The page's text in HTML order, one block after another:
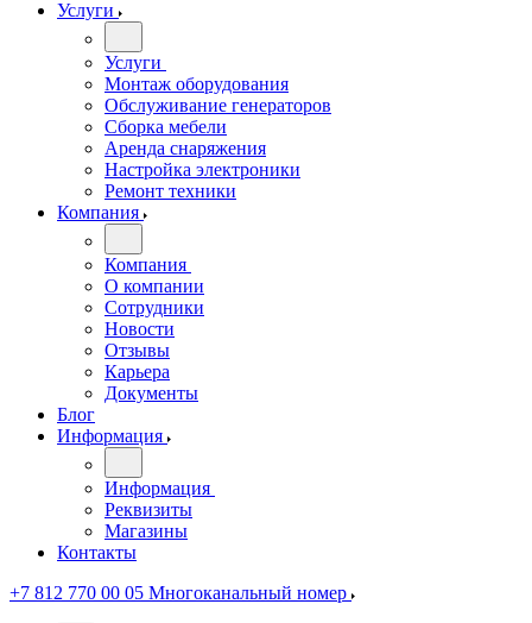
Услуги
Услуги
Монтаж оборудования
Обслуживание генераторов
Сборка мебели
Аренда снаряжения
Настройка электроники
Ремонт техники
Компания
Компания
О компании
Сотрудники
Новости
Отзывы
Карьера
Документы
Блог
Информация
Информация
Реквизиты
Магазины
Контакты
+7 812 770 00 05 Многоканальный номер